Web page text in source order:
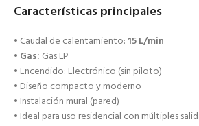
Características principales
• Caudal de calentamiento: 15 L/min
• Gas: Gas LP
• Encendido: Electrónico (sin piloto)
• Diseño compacto y moderno
• Instalación mural (pared)
• Ideal para uso residencial con múltiples